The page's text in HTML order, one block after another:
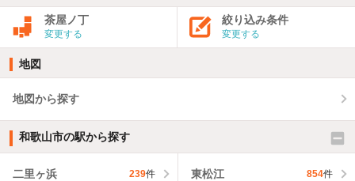
茶屋ノ丁
変更する
絞り込み条件
変更する
地図
地図から探す
和歌山市の駅から探す
二里ヶ浜 239件 東松江 854件